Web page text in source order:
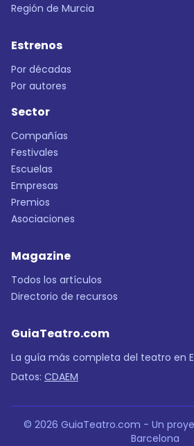
Región de Murcia
Estrenos
Por décadas
Por autores
Sector
Compañías
Festivales
Escuelas
Empresas
Premios
Asociaciones
Magazine
Todos los artículos
Directorio de recursos
GuiaTeatro.com
La guía más completa del teatro en
Datos: CDAEM
© 2026 GuiaTeatro.com - Un
Barcelona